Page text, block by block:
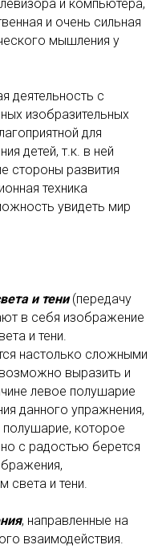
и компьютера,
и очень сильная
мышления у
деятельность с
изобразительных
для
детей, т.к. в ней
стороны развития
техника
увидеть мир
и тени(передачу
в себя изображение
и тени.
настолько сложными
выразить и
левое полушарие
данного упражнения,
полушарие, которое
с радостью берется
света и тени.
, направленные на
взаимодействия.